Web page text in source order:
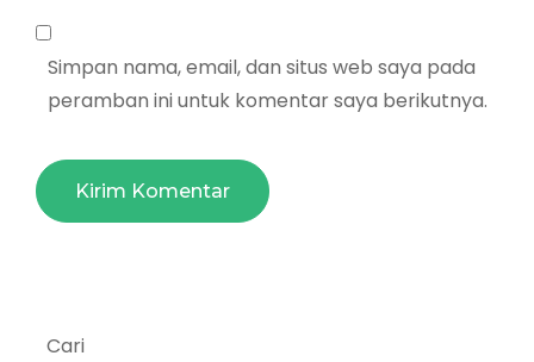
Simpan nama, email, dan situs web saya pada
peramban ini untuk komentar saya berikutnya.
Cari